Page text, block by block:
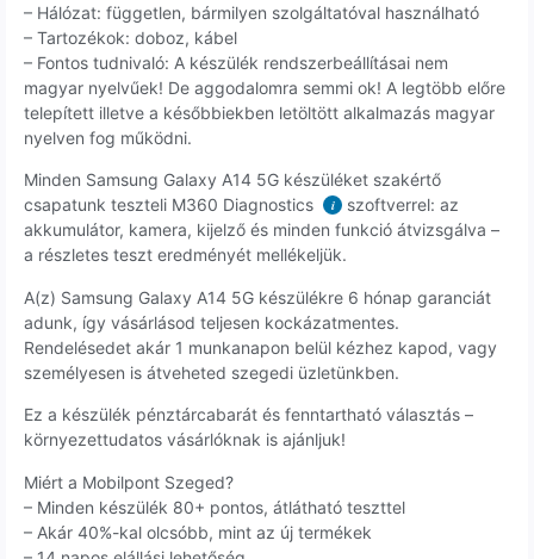
– Hálózat: független, bármilyen szolgáltatóval használható
– Tartozékok: doboz, kábel
– Fontos tudnivaló: A készülék rendszerbeállításai nem
magyar nyelvűek! De aggodalomra semmi ok! A legtöbb előre
telepített illetve a későbbiekben letöltött alkalmazás magyar
nyelven fog működni.
Minden Samsung Galaxy A14 5G készüléket szakértő
csapatunk teszteli M360 Diagnostics
i
szoftverrel: az
akkumulátor, kamera, kijelző és minden funkció átvizsgálva –
a részletes teszt eredményét mellékeljük.
A(z) Samsung Galaxy A14 5G készülékre 6 hónap garanciát
adunk, így vásárlásod teljesen kockázatmentes.
Rendelésedet akár 1 munkanapon belül kézhez kapod, vagy
személyesen is átveheted szegedi üzletünkben.
Ez a készülék pénztárcabarát és fenntartható választás –
környezettudatos vásárlóknak is ajánljuk!
Miért a Mobilpont Szeged?
– Minden készülék 80+ pontos, átlátható teszttel
– Akár 40%-kal olcsóbb, mint az új termékek